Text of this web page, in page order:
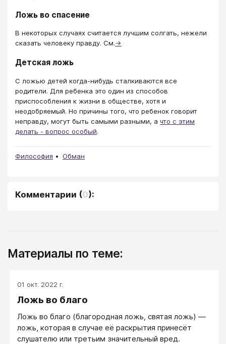
Ложь во спасение
В некоторых случаях считается лучшим солгать, нежели
сказать человеку правду. См.→
Детская ложь
С ложью детей когда-нибудь сталкиваются все
родители. Для ребенка это один из способов
приспособления к жизни в обществе, хотя и
неодобряемый. Но причины того, что ребенок говорит
неправду, могут быть самыми разными, а что с этим
делать - вопрос особый.
Философия Обман
Комментарии (0):
Материалы по теме:
01 окт. 2022 г.
Ложь во благо
Ложь во благо (благородная ложь, святая ложь) —
ложь, которая в случае её раскрытия принесёт
слушателю или третьим значительный вред.